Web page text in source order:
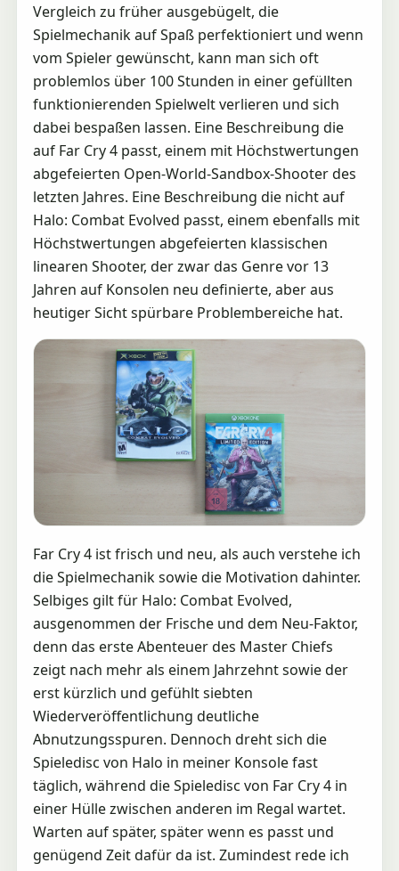
Vergleich zu früher ausgebügelt, die
Spielmechanik auf Spaß perfektioniert und wenn
vom Spieler gewünscht, kann man sich oft
problemlos über 100 Stunden in einer gefüllten
funktionierenden Spielwelt verlieren und sich
dabei bespaßen lassen. Eine Beschreibung die
auf Far Cry 4 passt, einem mit Höchstwertungen
abgefeierten Open-World-Sandbox-Shooter des
letzten Jahres. Eine Beschreibung die nicht auf
Halo: Combat Evolved passt, einem ebenfalls mit
Höchstwertungen abgefeierten klassischen
linearen Shooter, der zwar das Genre vor 13
Jahren auf Konsolen neu definierte, aber aus
heutiger Sicht spürbare Problembereiche hat.
Far Cry 4 ist frisch und neu, als auch verstehe ich
die Spielmechanik sowie die Motivation dahinter.
Selbiges gilt für Halo: Combat Evolved,
ausgenommen der Frische und dem Neu-Faktor,
denn das erste Abenteuer des Master Chiefs
zeigt nach mehr als einem Jahrzehnt sowie der
erst kürzlich und gefühlt siebten
Wiederveröffentlichung deutliche
Abnutzungsspuren. Dennoch dreht sich die
Spieledisc von Halo in meiner Konsole fast
täglich, während die Spieledisc von Far Cry 4 in
einer Hülle zwischen anderen im Regal wartet.
Warten auf später, später wenn es passt und
genügend Zeit dafür da ist. Zumindest rede ich